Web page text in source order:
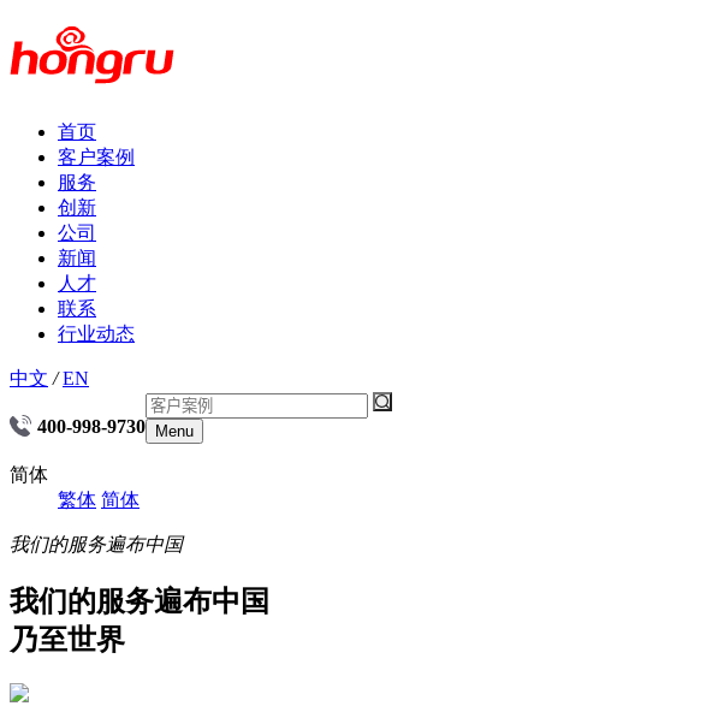
首页
客户案例
服务
创新
公司
新闻
人才
联系
行业动态
中文 / EN
400-998-9730 Menu
简体
繁体 简体
我们的服务遍布中国
我们的服务遍布中国
乃至世界